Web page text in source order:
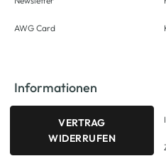
AWG Card
Informationen
VERTRAG
WIDERRUFEN